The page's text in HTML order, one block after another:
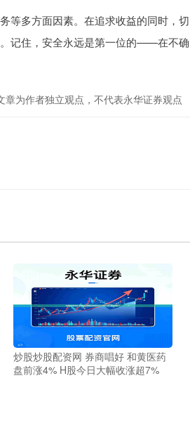
等多方面因素。在追求收益的同时，切
记住，安全永远是第一位的——在不确
章为作者独立观点，不代表永华证券观点
炒股炒股配资网 券商唱好 和黄医药
盘前涨4% H股今日大幅收涨超7%